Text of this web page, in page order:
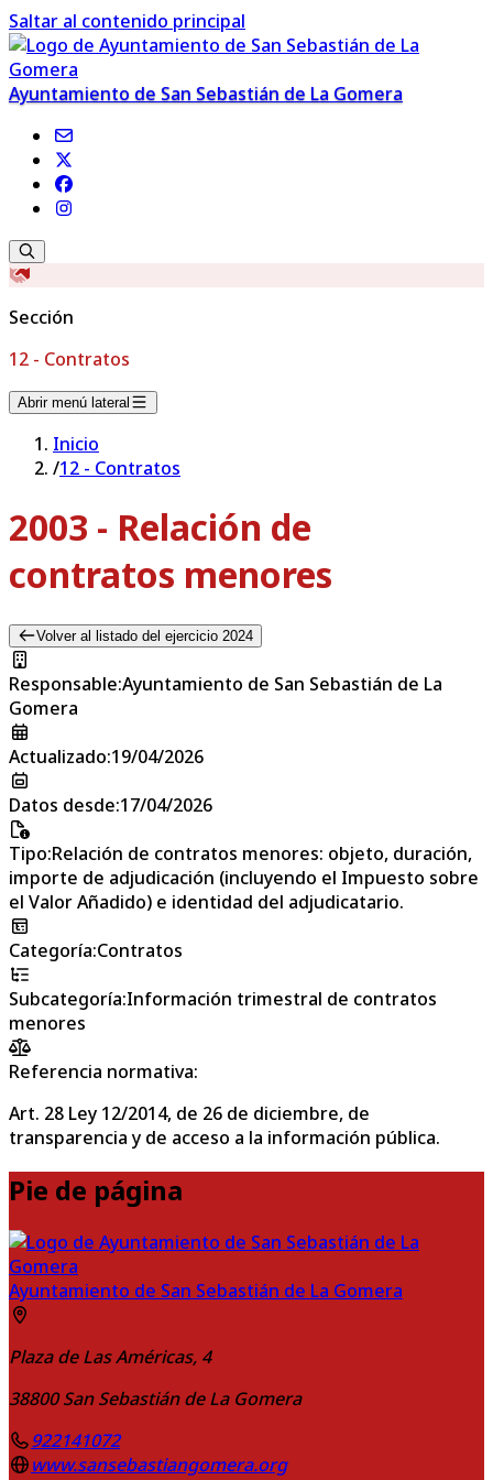
Saltar al contenido principal
Ayuntamiento de San Sebastián de La Gomera
Sección
12 - Contratos
Abrir menú lateral
Inicio
/12 - Contratos
2003 - Relación de
contratos menores
Volver al listado del ejercicio 2024
Responsable:Ayuntamiento de San Sebastián de La
Gomera
Actualizado:19/04/2026
Datos desde:17/04/2026
Tipo:Relación de contratos menores: objeto, duración,
importe de adjudicación (incluyendo el Impuesto sobre
el Valor Añadido) e identidad del adjudicatario.
Categoría:Contratos
Subcategoría:Información trimestral de contratos
menores
Referencia normativa:
Art. 28 Ley 12/2014, de 26 de diciembre, de
transparencia y de acceso a la información pública.
Pie de página
Ayuntamiento de San Sebastián de La Gomera
Plaza de Las Américas, 4
38800 San Sebastián de La Gomera
922141072
www.sansebastiangomera.org